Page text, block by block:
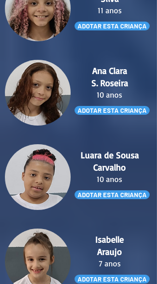
11 anos
ADOTAR ESTA CRIANÇA
Ana Clara
S. Roseira
10 anos
ADOTAR ESTA CRIANÇA
Luara de Sousa
Carvalho
10 anos
ADOTAR ESTA CRIANÇA
Isabelle
Araujo
7 anos
ADOTAR ESTA CRIANÇA